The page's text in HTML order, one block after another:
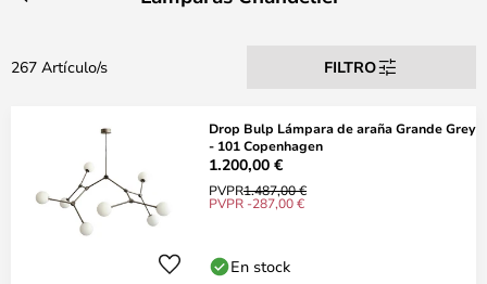
267 Artículo/s FILTRO
Drop Bulp Lámpara de araña Grande Grey
- 101 Copenhagen
1.200,00 €
PVPR1.487,00 €
PVPR -287,00 €
En stock